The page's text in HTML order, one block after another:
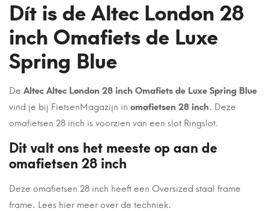
Dít is de Altec London 28
inch Omafiets de Luxe
Spring Blue
De Altec Altec London 28 inch Omafiets de Luxe Spring Blue
vind je bij FietsenMagazijn in omafietsen 28 inch. Deze
omafietsen 28 inch is voorzien van een slot Ringslot.
Dit valt ons het meeste op aan de
omafietsen 28 inch
Deze omafietsen 28 inch heeft een Oversized staal frame
frame. Lees hier meer over de techniek.